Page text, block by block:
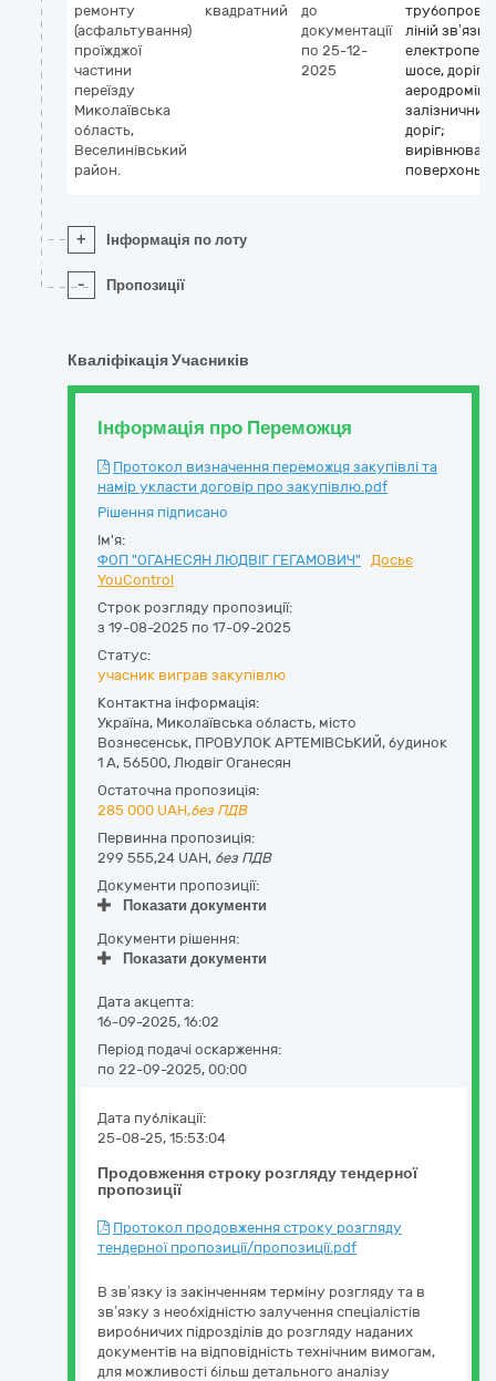
ремонту
(асфальтування)
проїжджої
частини
переїзду
Миколаївська
область,
Веселинівський
район.
квадратний
до
документації
по 25-12-
2025
ліній
шосе, доріг,
аеродромів і
залізничних
доріг;
поверхонь
+ Інформація по лоту
- Пропозиції
Кваліфікація Учасників
Інформація про Переможця
Протокол визначення переможця закупівлі та
намір укласти договір про закупівлю.pdf
Рішення підписано
Ім'я:
ФОП "ОГАНЕСЯН ЛЮДВІГ ГЕГАМОВИЧ"
Досьє
YouControl
Строк розгляду пропозиції:
з 19-08-2025 по 17-09-2025
Статус:
учасник виграв закупівлю
Контактна інформація:
Україна, Миколаївська область, місто
Вознесенськ, ПРОВУЛОК АРТЕМІВСЬКИЙ, будинок
1 А, 56500, Людвіг Оганесян
Остаточна пропозиція:
285 000 UAH,без ПДВ
Первинна пропозиція:
299 555,24 UAH, без ПДВ
Документи пропозиції:
Показати документи
Документи рішення:
Показати документи
Дата акцепта:
16-09-2025, 16:02
Період подачі оскарження:
по 22-09-2025, 00:00
Продовження строку розгляду тендерної
пропозиції
Дата публікації:
25-08-25, 15:53:04
Протокол продовження строку розгляду
тендерної пропозиції/пропозиції.pdf
В зв’язку із закінченням терміну розгляду та в
зв’язку з необхідністю залучення спеціалістів
виробничих підрозділів до розгляду наданих
документів на відповідність технічним вимогам,
для можливості більш детального аналізу